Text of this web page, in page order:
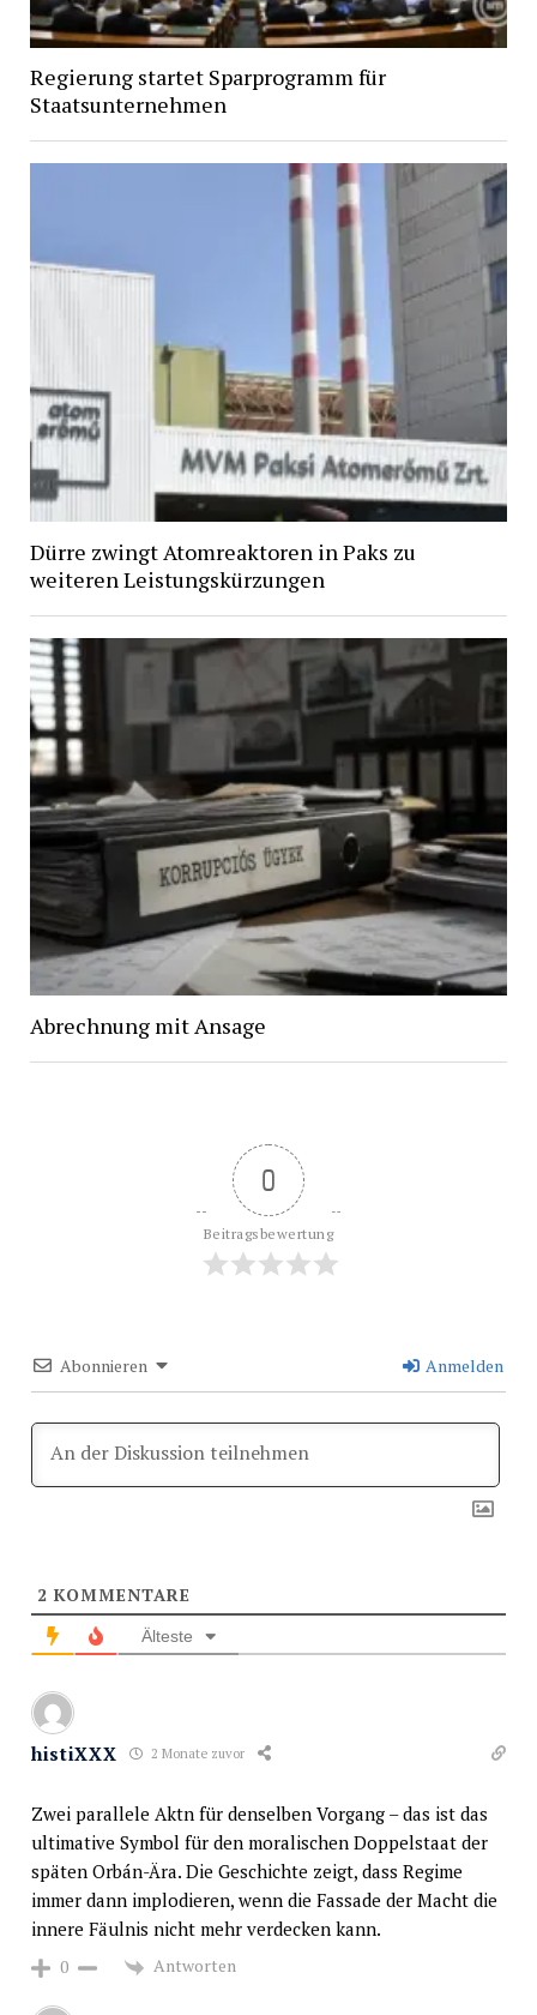
Regierung startet Sparprogramm für
Staatsunternehmen
Dürre zwingt Atomreaktoren in Paks zu
weiteren Leistungskürzungen
Abrechnung mit Ansage
0
Beitragsbewertung
Abonnieren Anmelden
2 KOMMENTARE
Älteste
histiXXX 2 Monate zuvor
Zwei parallele Aktn für denselben Vorgang – das ist das
ultimative Symbol für den moralischen Doppelstaat der
späten Orbán-Ära. Die Geschichte zeigt, dass Regime
immer dann implodieren, wenn die Fassade der Macht die
innere Fäulnis nicht mehr verdecken kann.
0 Antworten